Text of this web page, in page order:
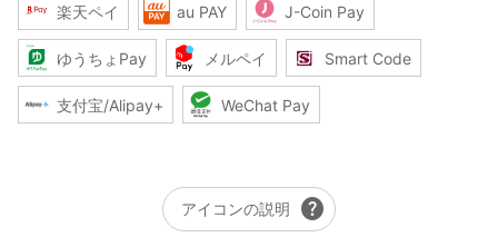
楽天ペイ au PAY J-Coin Pay
ゆうちょPay メルペイ Smart Code
支付宝/Alipay+ WeChat Pay
アイコンの説明 help